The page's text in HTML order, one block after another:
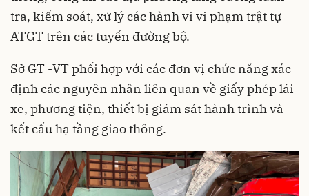
tra, kiểm soát, xử lý các hành vi vi phạm trật tự
ATGT trên các tuyến đường bộ.
Sở GT -VT phối hợp với các đơn vị chức năng xác
định các nguyên nhân liên quan về giấy phép lái
xe, phương tiện, thiết bị giám sát hành trình và
kết cấu hạ tầng giao thông.